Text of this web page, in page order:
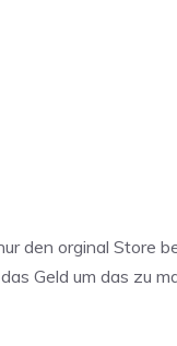
den orginal Store
Geld um das zu